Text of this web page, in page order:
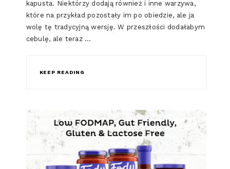
kapusta. Niektórzy dodają również i inne warzywa,
które na przykład pozostały im po obiedzie, ale ja
wolę tę tradycyjną wersję. W przeszłości dodałabym
cebulę, ale teraz …
KEEP READING